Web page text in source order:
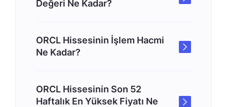
Değeri Ne Kadar?
ORCL Hissesinin İşlem Hacmi
Ne Kadar?
ORCL Hissesinin Son 52
Haftalık En Yüksek Fiyatı Ne